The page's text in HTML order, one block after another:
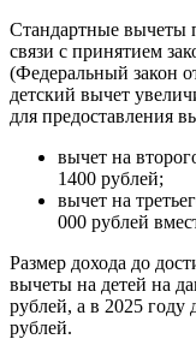
Стандартные вычеты
связи с принятием
(Федеральный закон
детский вычет
для предоставления
вычет на
1400 рублей;
вычет на
000 рублей
Размер дохода до
вычеты на детей на
рублей, а в 2025 году
рублей.